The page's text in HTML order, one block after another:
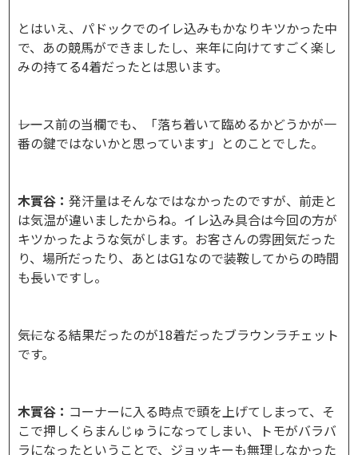
とはいえ、パドックでのイレ込みもかなりキツかった中
で、あの競馬ができましたし、来年に向けてすごく楽し
みの持てる4着だったとは思います。
――レース前の当欄でも、「落ち着いて臨めるかどうかが一
番の鍵ではないかと思っています」とのことでした。
木實谷：発汗量はそんなではなかったのですが、前走と
は気温が違いましたからね。イレ込み具合は今回の方が
キツかったような気がします。お客さんの雰囲気だった
り、場所だったり、あとはG1なので装鞍してからの時間
も長いですし。
――気になる結果だったのが18着だったブラウンラチェット
です。
木實谷： コーナーに入る時点で頭を上げてしまって、そ
こで押しくらまんじゅうになってしまい、トモがバラバ
ラになったということで、ジョッキーも無理しなかった